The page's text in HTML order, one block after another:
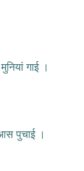
गाई ।
पुचाई ।